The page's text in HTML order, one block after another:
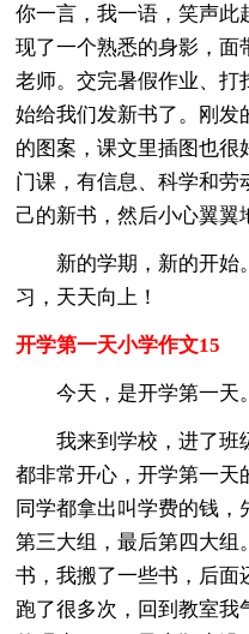
你一言，我一语，笑声此
现了一个熟悉的身影，面
老师。交完暑假作业、打
始给我们发新书了。刚发
的图案，课文里插图也
门课，有信息、科学和劳
己的新书，然后小心翼翼
新的学期，新的开始
习，天天向上！
开学第一天小学作文15
今天，是开学第一天。
我来到学校，进了班
都非常开心，开学第一天
同学都拿出叫学费的钱
第三大组，最后第四大组
书，我搬了一些书，后面
跑了很多次，回到教室我